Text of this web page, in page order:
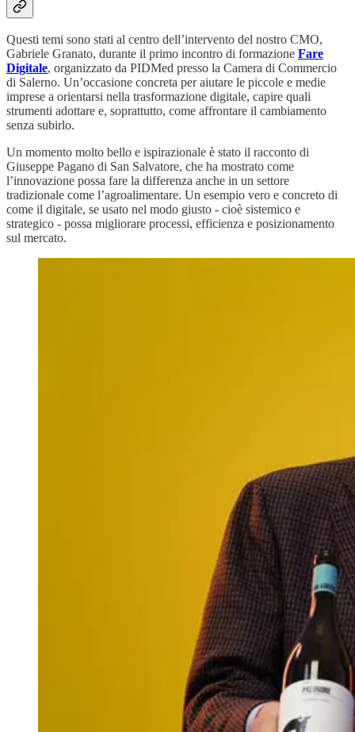
Questi temi sono stati al centro dell’intervento del nostro CMO,
Gabriele Granato, durante il primo incontro di formazione Fare
Digitale, organizzato da PIDMed presso la Camera di Commercio
di Salerno. Un’occasione concreta per aiutare le piccole e medie
imprese a orientarsi nella trasformazione digitale, capire quali
strumenti adottare e, soprattutto, come affrontare il cambiamento
senza subirlo.
Un momento molto bello e ispirazionale è stato il racconto di
Giuseppe Pagano di San Salvatore, che ha mostrato come
l’innovazione possa fare la differenza anche in un settore
tradizionale come l’agroalimentare. Un esempio vero e concreto di
come il digitale, se usato nel modo giusto - cioè sistemico e
strategico - possa migliorare processi, efficienza e posizionamento
sul mercato.